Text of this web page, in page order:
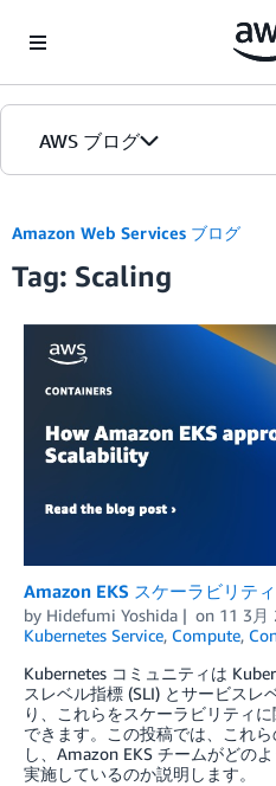
AWS ブログ
カテゴリ
エディション
Amazon Web Services ブログ
Tag: Scaling
Amazon EKS スケーラビリテ
by Hidefumi Yoshida on 11 3月
Kubernetes Service, Compute,
Kubernetes コミュニティは
スレベル指標 (SLI) とサービスレ
り、これらをスケーラビリティ
できます。この投稿では、これ
し、Amazon EKS チームがどの
実施しているのか説明します。